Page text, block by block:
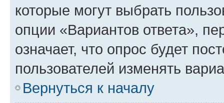
которые могут выбрать
опции «Вариантов ответа»,
означает, что опрос будет
пользователей изменять
Вернуться к началу